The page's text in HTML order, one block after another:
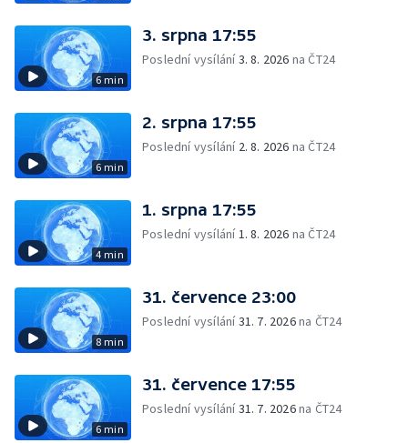
6 min
3. srpna 17:55
Poslední vysílání3. 8. 2026 na ČT24
6 min
2. srpna 17:55
Poslední vysílání 2. 8. 2026 na ČT24
4 min
1. srpna 17:55
Poslední vysílání1. 8. 2026 na ČT24
8 min
31. července 23:00
Poslední vysílání31. 7. 2026na ČT24
6 min
31. července 17:55
Poslední vysílání31. 7. 2026na ČT24